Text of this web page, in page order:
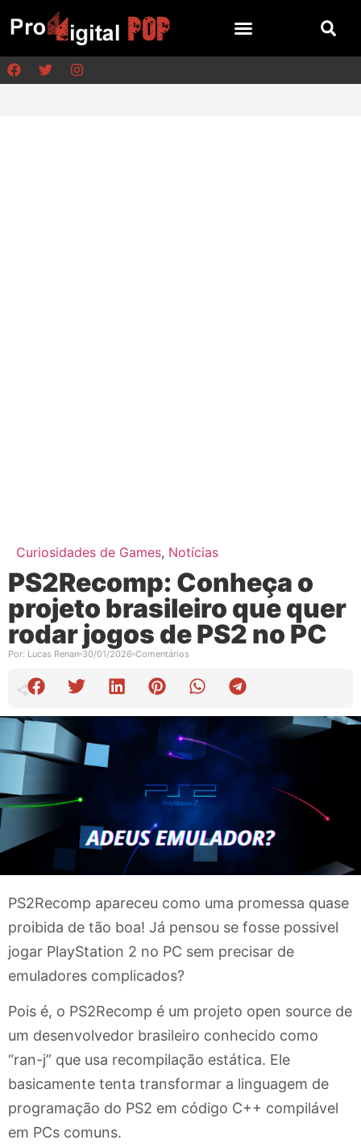
Curiosidades de Games, Notícias
PS2Recomp: Conheça o
projeto brasileiro que quer
rodar jogos de PS2 no PC
Por: Lucas Renan 30/01/2026 Comentários
PS2Recomp apareceu como uma promessa quase
proibida de tão boa! Já pensou se fosse possivel
jogar PlayStation 2 no PC sem precisar de
emuladores complicados?
Pois é, o PS2Recomp é um projeto open source de
um desenvolvedor brasileiro conhecido como
“ran-j” que usa recompilação estática. Ele
basicamente tenta transformar a linguagem de
programação do PS2 em código C++ compilável
em PCs comuns.